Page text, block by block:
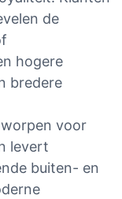
de
hogere
bredere
voor
levert
buiten- en